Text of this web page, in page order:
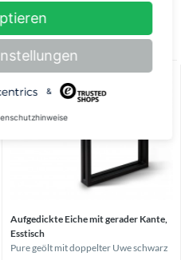
Aufgedickte Eiche mit gerader Kante,
Esstisch
Pure geölt mit doppelter Uwe schwarz
&